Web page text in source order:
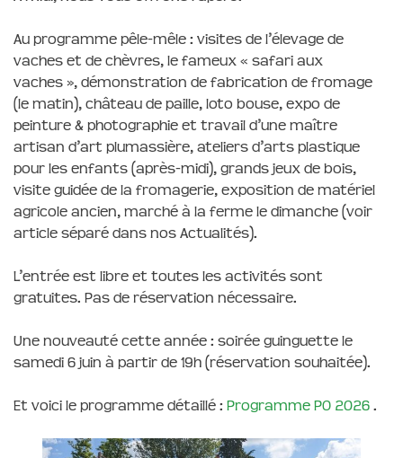
Au programme pêle-mêle : visites de l’élevage de
vaches et de chèvres, le fameux « safari aux
vaches », démonstration de fabrication de fromage
(le matin), château de paille, loto bouse, expo de
peinture & photographie et travail d’une maître
artisan d’art plumassière, ateliers d’arts plastique
pour les enfants (après-midi), grands jeux de bois,
visite guidée de la fromagerie, exposition de matériel
agricole ancien, marché à la ferme le dimanche (voir
article séparé dans nos Actualités).
L’entrée est libre et toutes les activités sont
gratuites. Pas de réservation nécessaire.
Une nouveauté cette année : soirée guinguette le
samedi 6 juin à partir de 19h (réservation souhaitée).
Et voici le programme détaillé : Programme PO 2026 .